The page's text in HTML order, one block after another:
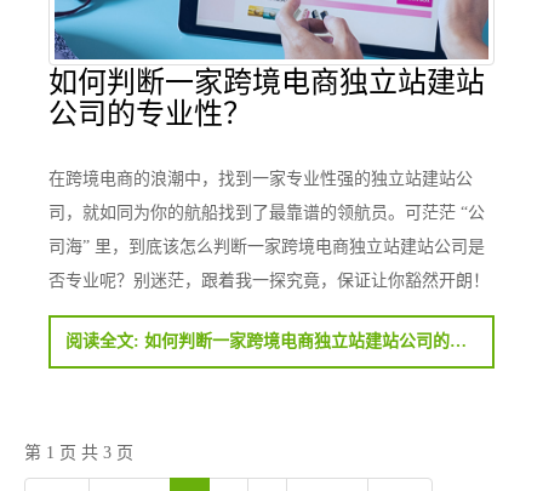
如何判断一家跨境电商独立站建站
公司的专业性？
在跨境电商的浪潮中，找到一家专业性强的独立站建站公
司，就如同为你的航船找到了最靠谱的领航员。可茫茫 “公
司海” 里，到底该怎么判断一家跨境电商独立站建站公司是
否专业呢？别迷茫，跟着我一探究竟，保证让你豁然开朗！
阅读全文: 如何判断一家跨境电商独立站建站公司的专业性？
第 1 页 共 3 页